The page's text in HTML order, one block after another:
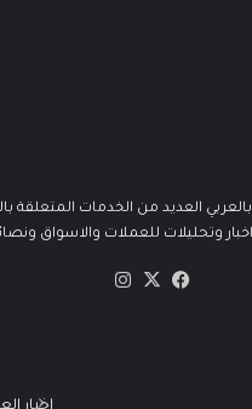
العديد من الخدمات المتعلقة
وتحليلات للعملات والاسواق
فيسبوك
‫X